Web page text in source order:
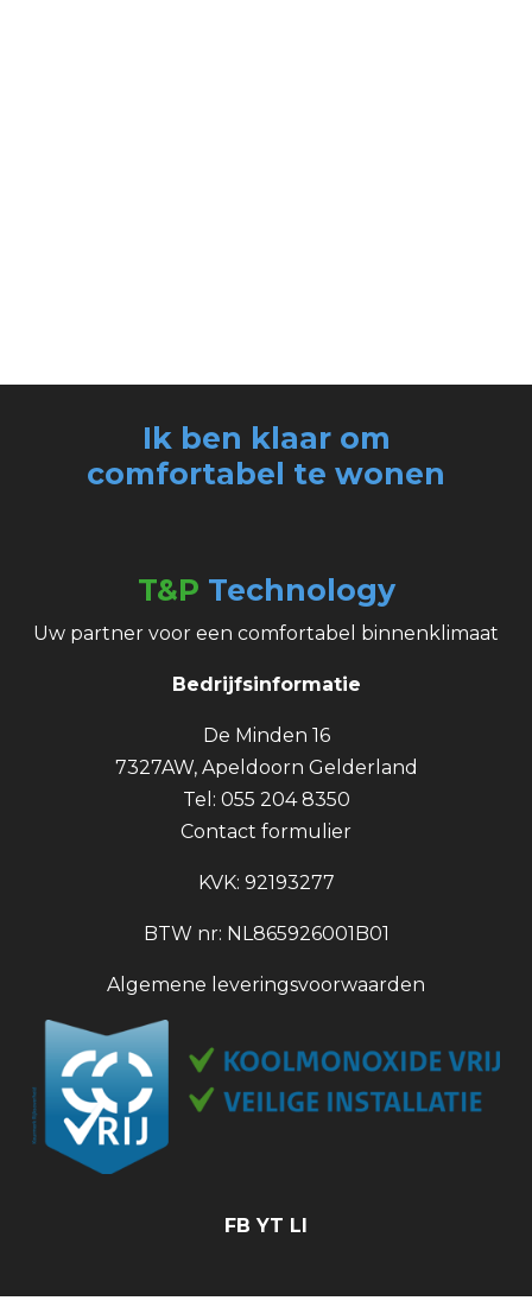
Ik ben klaar om
comfortabel te wonen
T&P Technology
Uw partner voor een comfortabel binnenklimaat
Bedrijfsinformatie
De Minden 16
7327AW, Apeldoorn Gelderland
Tel: 055 204 8350
Contact formulier
KVK: 92193277
BTW nr: NL865926001B01
Algemene leveringsvoorwaarden
FB YT LI